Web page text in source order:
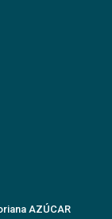
AZÚCAR